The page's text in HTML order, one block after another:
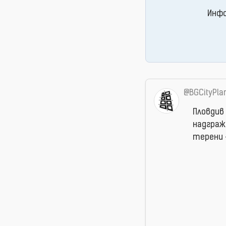
терени